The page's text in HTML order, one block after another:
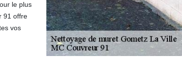
le plus
91 offre
vos